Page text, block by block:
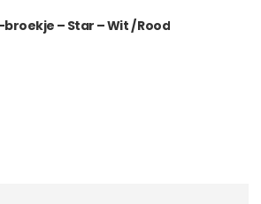
broekje – Star – Wit / Rood